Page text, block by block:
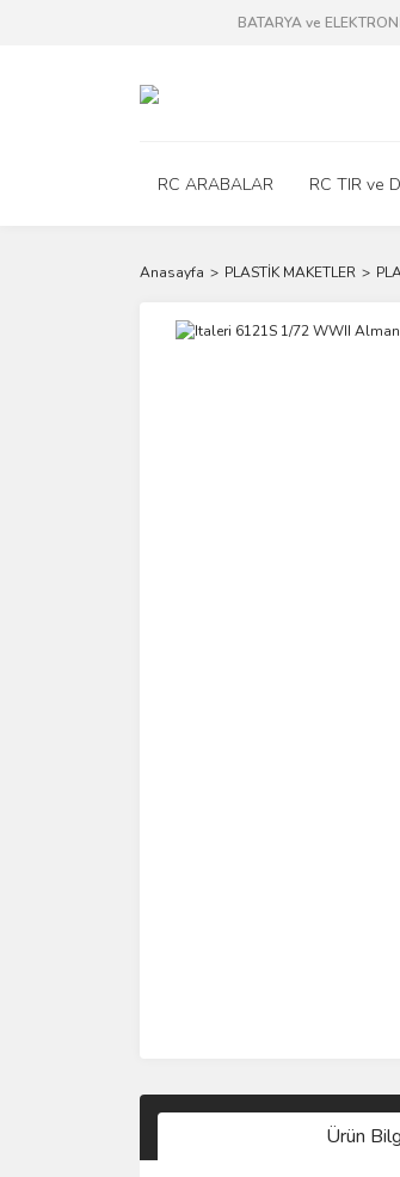
BATARYA ve
RC ARABALAR RC TIR ve
Anasayfa PLASTİK MAKETLER
Ürün